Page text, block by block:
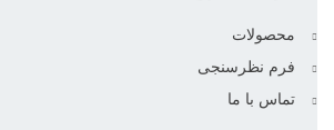
محصولات
فرم نظرسنجی
تماس با ما